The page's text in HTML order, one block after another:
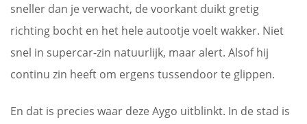
sneller dan je verwacht, de voorkant duikt gretig
richting bocht en het hele autootje voelt wakker. Niet
snel in supercar-zin natuurlijk, maar alert. Alsof hij
continu zin heeft om ergens tussendoor te glippen.
En dat is precies waar deze Aygo uitblinkt. In de stad is